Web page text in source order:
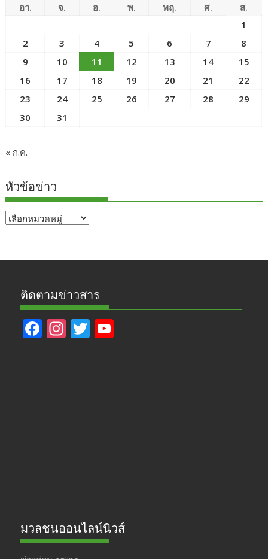
อา. จ. อ. พ. พฤ. ศ.
ส.
1
2
3 4 5 6 7
8
9
10 11 12 13 14
15
16
17 18 19 20 21
22
23
24 25 26 27 28
29
30
31
« ก.ค.
หัวข้อข่าว
หัวข้อ
ติดตามข่าวสาร
F In T
มวลชนออนไลน์นิวส์